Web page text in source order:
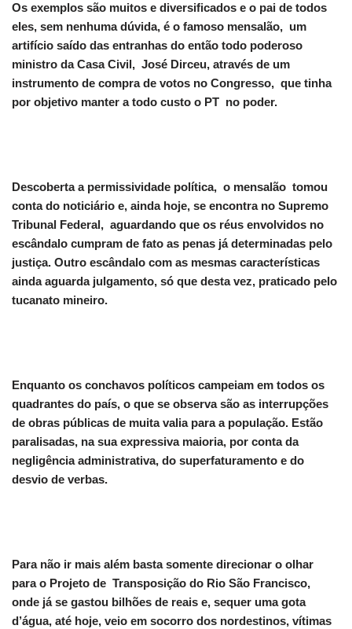
Os exemplos são muitos e diversificados e o pai de todos
eles, sem nenhuma dúvida, é o famoso mensalão, um
artifício saído das entranhas do então todo poderoso
ministro da Casa Civil, José Dirceu, através de um
instrumento de compra de votos no Congresso, que tinha
por objetivo manter a todo custo o PT no poder.
Descoberta a permissividade política, o mensalão tomou
conta do noticiário e, ainda hoje, se encontra no Supremo
Tribunal Federal, aguardando que os réus envolvidos no
escândalo cumpram de fato as penas já determinadas pelo
justiça. Outro escândalo com as mesmas características
ainda aguarda julgamento, só que desta vez, praticado pelo
tucanato mineiro.
Enquanto os conchavos políticos campeiam em todos os
quadrantes do país, o que se observa são as interrupções
de obras públicas de muita valia para a população. Estão
paralisadas, na sua expressiva maioria, por conta da
negligência administrativa, do superfaturamento e do
desvio de verbas.
Para não ir mais além basta somente direcionar o olhar
para o Projeto de Transposição do Rio São Francisco,
onde já se gastou bilhões de reais e, sequer uma gota
d’água, até hoje, veio em socorro dos nordestinos, vítimas